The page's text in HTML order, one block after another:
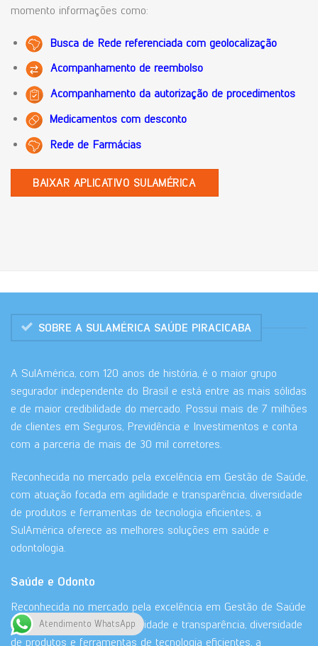
momento informações como:
Busca de Rede referenciada com geolocalização
Acompanhamento de reembolso
Acompanhamento da autorização de procedimentos
Medicamentos com desconto
Rede de Farmácias
BAIXAR APLICATIVO SULAMÉRICA
SOBRE A SULAMÉRICA SAÚDE PIRACICABA
A SulAmérica, com 120 anos de história, é o maior grupo
segurador independente do Brasil e está entre as mais sólidas
e de maior credibilidade do mercado. Possui mais de 7 milhões
de clientes em Seguros, Previdência e Investimentos e conta
com a parceria de mais de 30 mil corretores.
Reconhecida no mercado pela excelência em Gestão de Saúde,
com atuação focada em agilidade e transparência, diversidade
de produtos e ferramentas de tecnologia eficientes, a
SulAmérica oferece as melhores soluções em saúde e
odontologia.
Saúde e Odonto
Reconhecida no mercado pela excelência em Gestão de Saúde
com atuação focada em agilidade e transparência, diversidade
de produtos e ferramentas de tecnologia eficientes, a
Atendimento WhatsApp